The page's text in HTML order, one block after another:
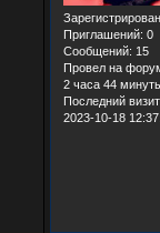
Зарегистрирован
Приглашений: 0
Сообщений: 15
Провел на
2 часа 44
Последний
2023-10-18